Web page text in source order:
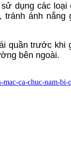
dụng các
tránh ánh
quần trước
bên ngoài.
ca-chuc-nam-